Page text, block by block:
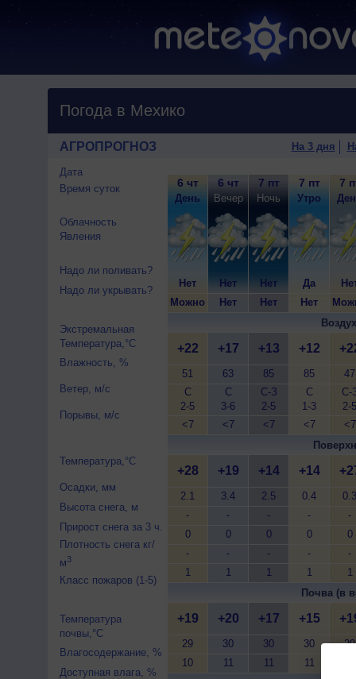
Погода в Мехико
АГРОПРОГНОЗ На 3 дня
Дата
Время суток
Облачность
Явления
Надо ли поливать?
Надо ли укрывать?
Экстремальная
Температура,°C
Влажность, %
Ветер, м/с
Порывы, м/с
Температура,°C
Осадки, мм
Высота снега, м
Прирост снега за 3 ч.
Плотность снега кг/
м3
Класс пожаров (1-5)
Температура
почвы,°C
Влагосодержание, %
Доступная влага, %
6 чт
День
Нет
Можно
6 чт
Вечер
Нет
Нет
7 пт
Ночь
Нет
Нет
7 пт
Утро
Да
Нет
7
+22
51
С
2-5
<7
+17
63
С
3-6
<7
+13
85
С-З
2-5
<7
+12
85
С
1-3
<7
47
С-
2-5
<7
+28
2.1
-
0
-
1
+19
3.4
-
0
-
1
+14
2.5
-
0
-
1
+14
0.4
-
0
-
1
0.3
-
0
-
1
Почва (в
+19
29
10
+20
30
11
+17
30
11
+15
30
11
29